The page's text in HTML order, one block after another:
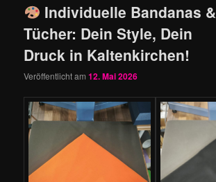
Individuelle Bandanas &
Tücher: Dein Style, Dein
Druck in Kaltenkirchen!
Veröffentlicht am12. Mai 2026